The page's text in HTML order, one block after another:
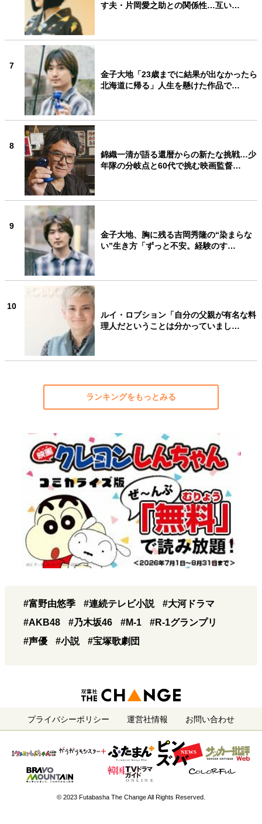
す夫・片岡愛之助との関係性…互い…
7
金子大地「23歳までに結果が出なかったら
北海道に帰る」人生を懸けた作品で…
8
錦織一清が語る還暦からの新たな挑戦…少
年隊の分岐点と60代で挑む映画監督…
9
金子大地、胸に残る吉岡秀隆の“染まらな
い”生き方「ずっと不安。経験のす…
10
ルイ・ロブション「自分の父親が有名な料
理人だということは分かっていまし…
ランキングをもっとみる
#富野由悠季 #連続テレビ小説
#大河ドラマ
#AKB48
#乃木坂46 #M-1
#R-1グランプリ
#声優
#小説 #宝塚歌劇団
プライバシーポリシー 運営社情報 お問い合わせ
© 2023 Futabasha The Change All Rights Reserved.